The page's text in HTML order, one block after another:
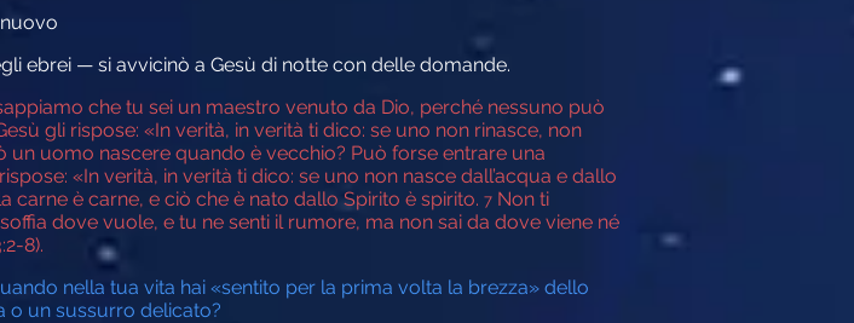
ebrei — si avvicinò a Gesù di notte con delle domande.
che tu sei un maestro venuto da Dio, perché nessuno può
gli rispose: «In verità, in verità ti dico: se uno non rinasce, non
un uomo nascere quando è vecchio? Può forse entrare una
«In verità, in verità ti dico: se uno non nasce dall’acqua e dallo
carne è carne, e ciò che è nato dallo Spirito è spirito. 7 Non ti
dove vuole, e tu ne senti il rumore, ma non sai da dove viene né
8).
nella tua vita hai «sentito per la prima volta la brezza» dello
o un sussurro delicato?